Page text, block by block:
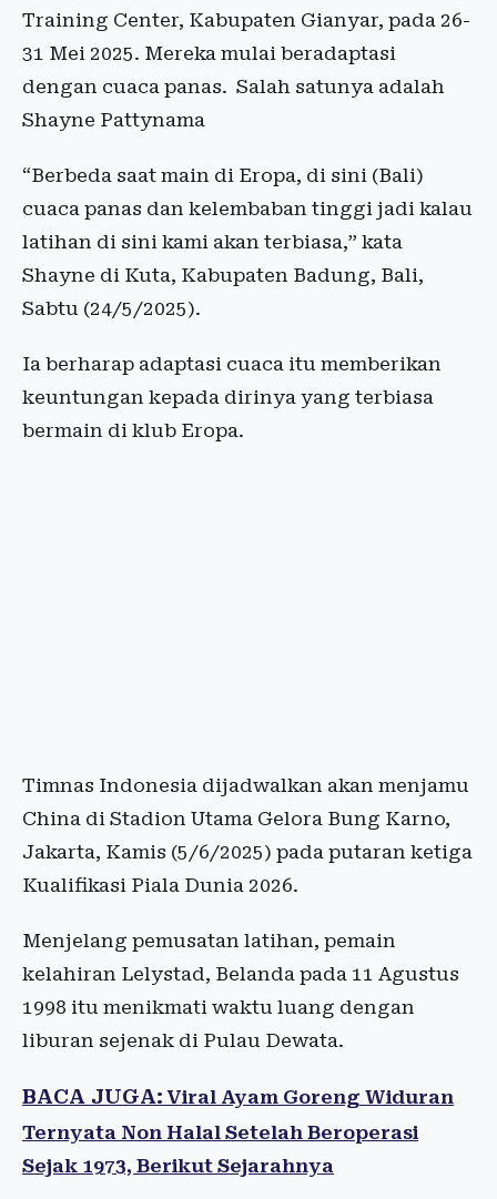
Training Center, Kabupaten Gianyar, pada 26-
31 Mei 2025. Mereka mulai beradaptasi
dengan cuaca panas. Salah satunya adalah
Shayne Pattynama
“Berbeda saat main di Eropa, di sini (Bali)
cuaca panas dan kelembaban tinggi jadi kalau
latihan di sini kami akan terbiasa,” kata
Shayne di Kuta, Kabupaten Badung, Bali,
Sabtu (24/5/2025).
Ia berharap adaptasi cuaca itu memberikan
keuntungan kepada dirinya yang terbiasa
bermain di klub Eropa.
Timnas Indonesia dijadwalkan akan menjamu
China di Stadion Utama Gelora Bung Karno,
Jakarta, Kamis (5/6/2025) pada putaran ketiga
Kualifikasi Piala Dunia 2026.
Menjelang pemusatan latihan, pemain
kelahiran Lelystad, Belanda pada 11 Agustus
1998 itu menikmati waktu luang dengan
liburan sejenak di Pulau Dewata.
BACA JUGA: Viral Ayam Goreng Widuran
Ternyata Non Halal Setelah Beroperasi
Sejak 1973, Berikut Sejarahnya